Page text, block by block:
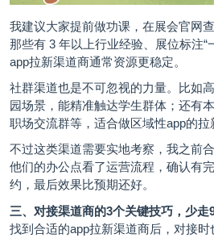
我建议大家提前做功课，在展会官网
那些有 3 年以上行业经验、展位标注“
app拉新渠道商通常资源更稳定。
社群渠道也是不可忽视的力量。比如
园场景，能精准触达学生群体；还有
职场交流群等，适合做区域性app的拉
不过这类渠道需要实地考察，我之前
他们的办公点看了运营流程，确认有
约，最后效果比预期还好。
三、对接渠道商的3个关键技巧，少走
找到合适的app拉新渠道商后，对接